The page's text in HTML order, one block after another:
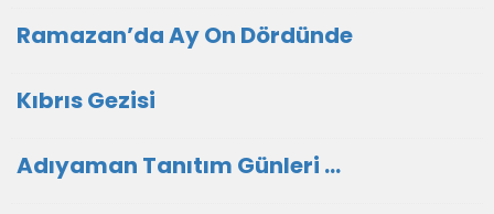
Ramazan’da Ay On Dördünde
Kıbrıs Gezisi
Adıyaman Tanıtım Günleri ...